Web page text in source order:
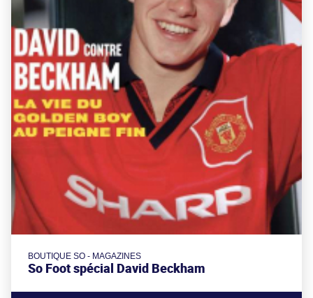
BOUTIQUE SO - MAGAZINES
So Foot spécial David Beckham